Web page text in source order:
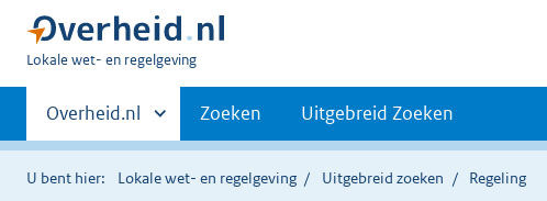
U
hier:
Lokale wet- en regelgeving
Primaire
navigatie
Andere
sites
binnen
Overheid.nl Zoeken Uitgebreid Zoeken
U bent hier: Lokale wet- en regelgeving Uitgebreid zoeken Regeling